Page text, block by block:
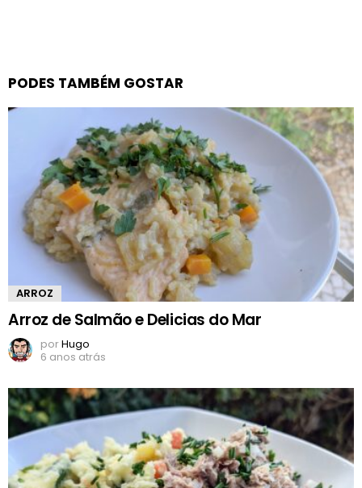
PODES TAMBÉM GOSTAR
ARROZ
Arroz de Salmão e Delicias do Mar
porHugo
6 anos atrás